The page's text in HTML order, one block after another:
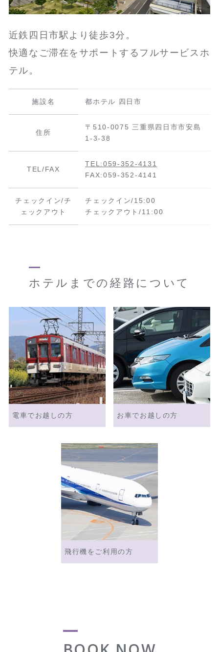
近鉄四日市駅より徒歩3分。
快適なご滞在をサポートするフルサービスホ
テル。
施設名 都ホテル 四日市
住所
〒510-0075 三重県四日市市安島
1-3-38
TEL/FAX
TEL:059-352-4131
FAX:059-352-4141
チェックイン/チ
ェックアウト
チェックイン/15:00
チェックアウト/11:00
ホテルまでの経路について
電車でお越しの方 お車でお越しの方
飛行機をご利用の方